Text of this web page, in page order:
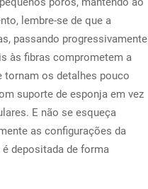
lembre-se de que a
passando progressivamente
às fibras comprometem a
tornam os detalhes pouco
suporte de esponja em vez
E não se esqueça
as configurações da
depositada de forma